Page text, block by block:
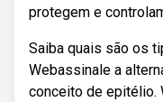
protegem e
Saiba quais são os
Webassinale a
conceito de epitélio.